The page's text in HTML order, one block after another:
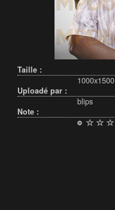
Taille :
1000x1500
Uploadé par :
blips
Note :